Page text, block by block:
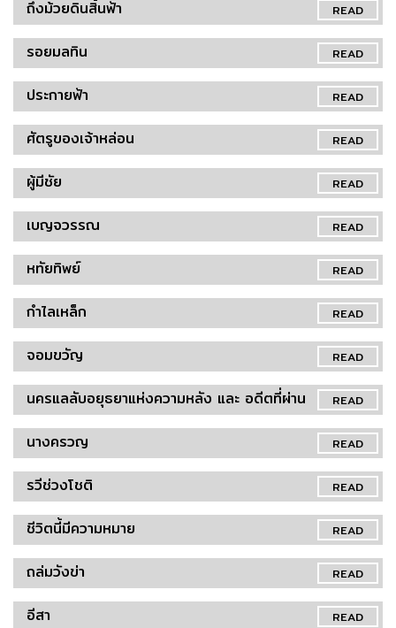
READ
ถึงม้วยดินสิ้นฟ้า
READ
รอยมลทิน
READ
ประกายฟ้า
READ
ศัตรูของเจ้าหล่อน
READ
ผู้มีชัย
READ
เบญจวรรณ
READ
หทัยทิพย์
READ
กำไลเหล็ก
READ
จอมขวัญ
READ
นครแลลับอยุธยาแห่งความหลัง และ อดีตที่ผ่าน
READ
นางครวญ
READ
รวีช่วงโชติ
READ
ชีวิตนี้มีความหมาย
READ
ถล่มวังข่า
READ
อีสา